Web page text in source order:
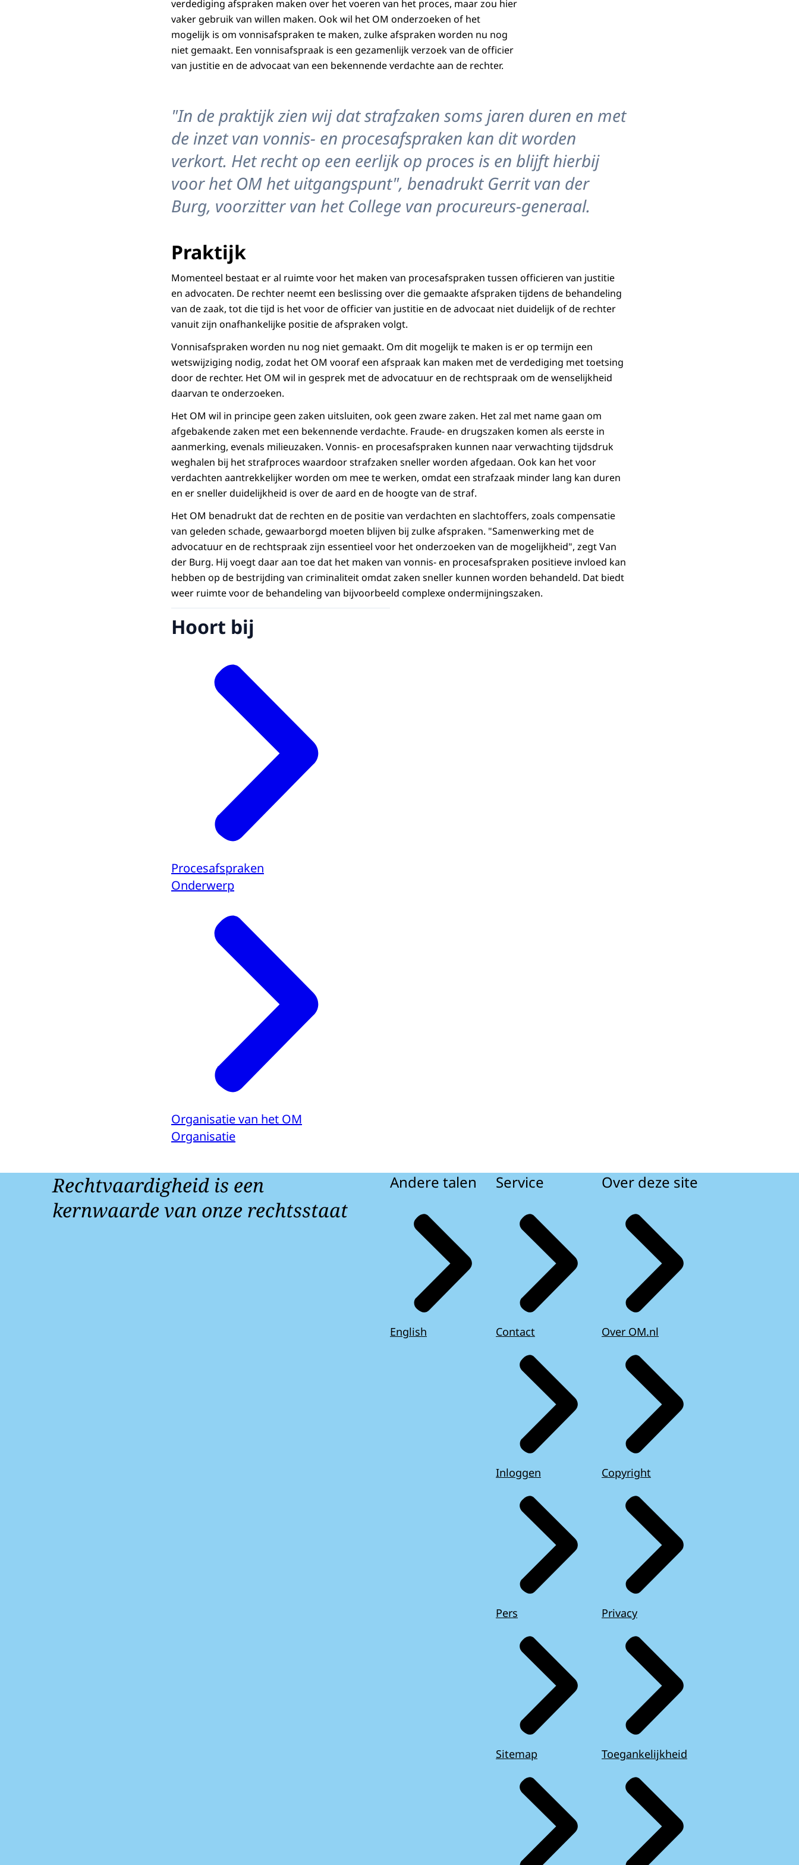
verdediging afspraken maken over het voeren van het proces, maar zou hier
vaker gebruik van willen maken. Ook wil het OM onderzoeken of het
mogelijk is om vonnisafspraken te maken, zulke afspraken worden nu nog
niet gemaakt. Een vonnisafspraak is een gezamenlijk verzoek van de officier
van justitie en de advocaat van een bekennende verdachte aan de rechter.
"In de praktijk zien wij dat strafzaken soms jaren duren en met
de inzet van vonnis- en procesafspraken kan dit worden
verkort. Het recht op een eerlijk op proces is en blijft hierbij
voor het OM het uitgangspunt", benadrukt Gerrit van der
Burg, voorzitter van het College van procureurs-generaal.
Praktijk
Momenteel bestaat er al ruimte voor het maken van procesafspraken tussen officieren van justitie
en advocaten. De rechter neemt een beslissing over die gemaakte afspraken tijdens de behandeling
van de zaak, tot die tijd is het voor de officier van justitie en de advocaat niet duidelijk of de rechter
vanuit zijn onafhankelijke positie de afspraken volgt.
Vonnisafspraken worden nu nog niet gemaakt. Om dit mogelijk te maken is er op termijn een
wetswijziging nodig, zodat het OM vooraf een afspraak kan maken met de verdediging met toetsing
door de rechter. Het OM wil in gesprek met de advocatuur en de rechtspraak om de wenselijkheid
daarvan te onderzoeken.
Het OM wil in principe geen zaken uitsluiten, ook geen zware zaken. Het zal met name gaan om
afgebakende zaken met een bekennende verdachte. Fraude- en drugszaken komen als eerste in
aanmerking, evenals milieuzaken. Vonnis- en procesafspraken kunnen naar verwachting tijdsdruk
weghalen bij het strafproces waardoor strafzaken sneller worden afgedaan. Ook kan het voor
verdachten aantrekkelijker worden om mee te werken, omdat een strafzaak minder lang kan duren
en er sneller duidelijkheid is over de aard en de hoogte van de straf.
Het OM benadrukt dat de rechten en de positie van verdachten en slachtoffers, zoals compensatie
van geleden schade, gewaarborgd moeten blijven bij zulke afspraken. "Samenwerking met de
advocatuur en de rechtspraak zijn essentieel voor het onderzoeken van de mogelijkheid", zegt Van
der Burg. Hij voegt daar aan toe dat het maken van vonnis- en procesafspraken positieve invloed kan
hebben op de bestrijding van criminaliteit omdat zaken sneller kunnen worden behandeld. Dat biedt
weer ruimte voor de behandeling van bijvoorbeeld complexe ondermijningszaken.
Hoort bij
Procesafspraken
Onderwerp
Organisatie van het OM
Organisatie
Rechtvaardigheid is een
kernwaarde van onze rechtsstaat
Andere talen
English
Service
Contact
Inloggen
Pers
Sitemap
Over deze site
Over OM.nl
Copyright
Privacy
Toegankelijkheid